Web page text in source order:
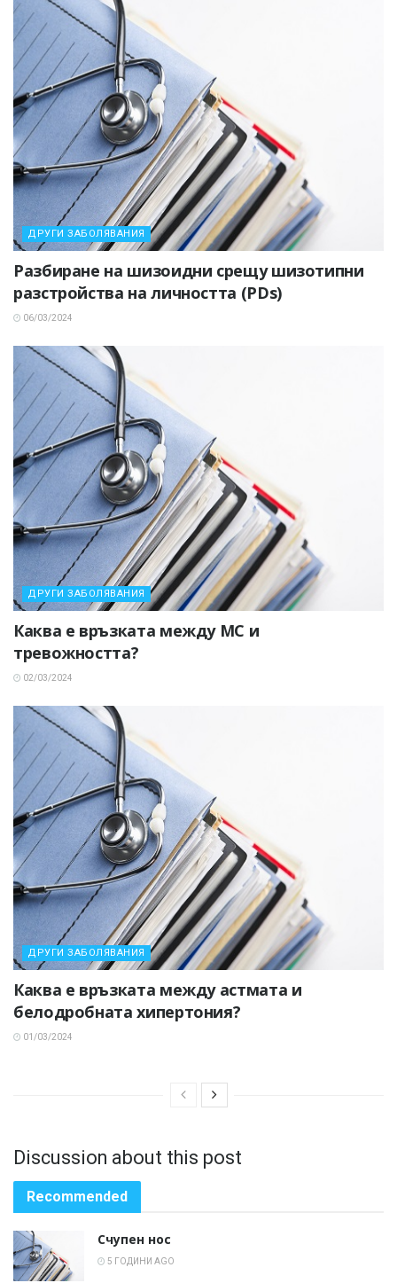
ДРУГИ ЗАБОЛЯВАНИЯ
Разбиране на шизоидни срещу шизотипни
разстройства на личността (PDs)
06/03/2024
ДРУГИ ЗАБОЛЯВАНИЯ
Каква е връзката между МС и
тревожността?
02/03/2024
ДРУГИ ЗАБОЛЯВАНИЯ
Каква е връзката между астмата и
белодробната хипертония?
01/03/2024
Discussion about this post
Recommended
Счупен нос
5 ГОДИНИ AGO